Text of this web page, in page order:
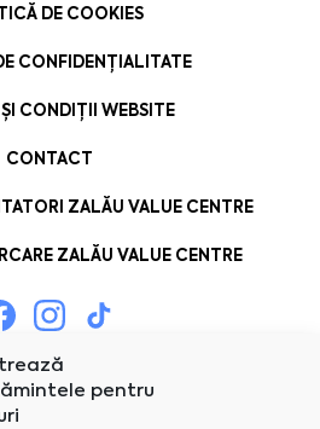
pentru
DE COOKIES
CONFIDENȚIALITATE
CONDIȚII WEBSITE
CONTACT
ZALĂU VALUE CENTRE
ZALĂU VALUE CENTRE